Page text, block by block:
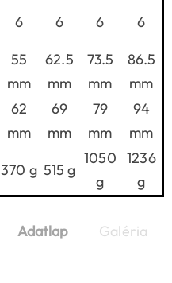
6 6 6 6
55
mm
62.5
mm
73.5
mm
86.5
mm
62
mm
69
mm
79
mm
94
mm
370 g 515 g
1050
g
1236
g
Adatlap Galéria